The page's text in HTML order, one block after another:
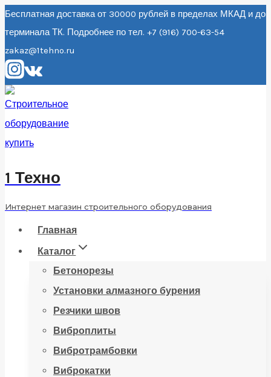
Перейти
к
содержанию
Бесплатная доставка от 30000 рублей в пределах МКАД и до
терминала ТК. Подробнее по тел. +7 (916) 700-63-54
zakaz@1tehno.ru
1 Техно
Интернет магазин строительного оборудования
Главная
Каталог
Бетонорезы
Установки алмазного бурения
Резчики швов
Виброплиты
Вибротрамбовки
Виброкатки